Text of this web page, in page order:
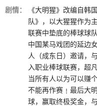
剧情：
《大明猩》改编自韩
队》，以大猩猩作为
联赛中垫底的棒球球
中国某马戏团的延边
人（成东日）邀请，
入职业棒球联赛，超
当所有人以为可以赚
不能再作赛﹗最后大
球，赢取终极奖金，